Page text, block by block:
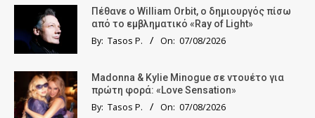
Πέθανε ο William Orbit, ο δημιουργός πίσω
από το εμβληματικό «Ray of Light»
By: Tasos P. On: 07/08/2026
Madonna & Kylie Minogue σε ντουέτο για
πρώτη φορά: «Love Sensation»
By: Tasos P. On: 07/08/2026